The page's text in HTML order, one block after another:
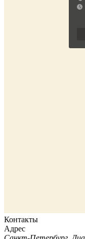
Контакты
Адрес